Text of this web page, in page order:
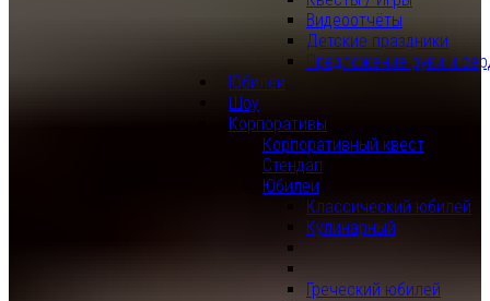
Видеоотчёты
Детские праздники
Предложение руки и
Юбилеи
Шоу
Корпоративы
Корпоративный квест
Стендап
Юбилеи
Классический юбилей
Кулинарный
Греческий юбилей